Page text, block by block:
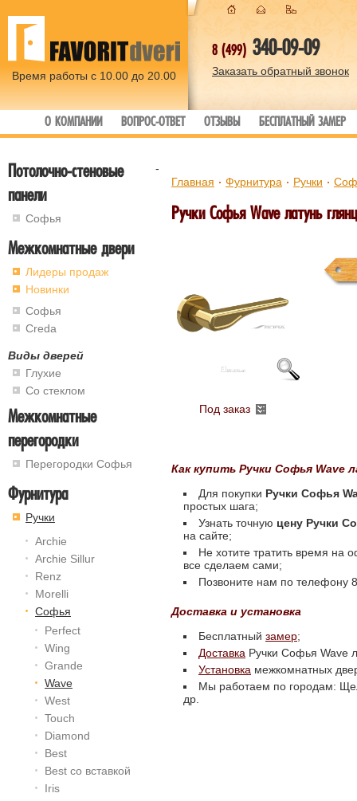
Время работы с 10.00 до 20.00
8 (499) 340-09-09
Заказать обратный звонок
О КОМПАНИИ ВОПРОС-ОТВЕТ ОТЗЫВЫ БЕСПЛАТНЫЙ ЗАМЕР
-
Потолочно-стеновые
панели
Софья
Межкомнатные двери
Лидеры продаж
Новинки
Софья
Creda
Виды дверей
Глухие
Со стеклом
Межкомнатные
перегородки
Перегородки Софья
Фурнитура
Ручки
Archie
Archie Sillur
Renz
Morelli
Софья
Perfect
Wing
Grande
Wave
West
Touch
Diamond
Best
Best со вставкой
Iris
Главная Фурнитура Ручки
Ручки Софья Wave латунь
Под заказ
Как купить Ручки Софья Wave
Для покупки Ручки Софья
простых шага;
Узнать точную цену Ручки
на сайте;
Не хотите тратить время на
все сделаем сами;
Позвоните нам по телефону
Доставка и установка
Бесплатный замер;
Доставка Ручки Софья Wave
Установка межкомнатных
Мы работаем по городам:
др.